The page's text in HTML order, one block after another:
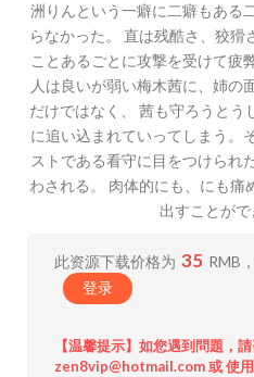
洲りんという一癖に二癖もある
らなかった。 直は残酷さ、狡猾
ことあるごとに攻撃を受けて疲
人は良いが弱い梅木茜に、姉の
だけではなく、 茜も守ろうとう
に追い込まれていってしまう。
ストである看守に目をつけられ
わされる。 肉体的にも、にも痛
出すことがで
此资源下载价格为 35 RMB
登录
【温馨提示】如您遇到問題，
zen8vip@hotmail.com 或 使